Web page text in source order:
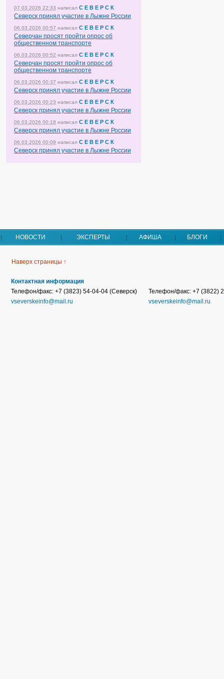
07.03.2026 22:33 написал С Е В Е Р С К
Северск принял участие в Лыжне России
06.03.2026 00:57 написал С Е В Е Р С К
Северчан просят пройти опрос об
общественном транспорте
06.03.2026 00:52 написал С Е В Е Р С К
Северчан просят пройти опрос об
общественном транспорте
06.03.2026 00:37 написал С Е В Е Р С К
Северск принял участие в Лыжне России
06.03.2026 00:23 написал С Е В Е Р С К
Северск принял участие в Лыжне России
06.03.2026 00:18 написал С Е В Е Р С К
Северск принял участие в Лыжне России
06.03.2026 00:09 написал С Е В Е Р С К
Северск принял участие в Лыжне России
НОВОСТИ ЭКСПЕРТЫ АФИША БЛОГИ
Наверх страницы ↑
Контактная информация
Телефон/факс: +7 (3823) 54-04-04 (Северск)
vseverskeinfo@mail.ru
Телефон/факс: +7 (3822)
vseverskeinfo@mail.ru